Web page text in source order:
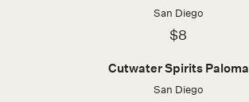
San Diego
$8
Cutwater Spirits Paloma
San Diego